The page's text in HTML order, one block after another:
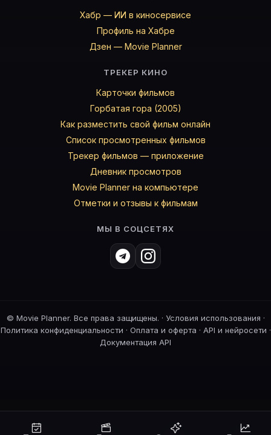
Хабр — ИИ в киносервисе
Профиль на Хабре
Дзен — Movie Planner
ТРЕКЕР КИНО
Карточки фильмов
Горбатая гора (2005)
Как разместить свой фильм онлайн
Список просмотренных фильмов
Трекер фильмов — приложение
Дневник просмотров
Movie Planner на компьютере
Отметки и отзывы к фильмам
МЫ В СОЦСЕТЯХ
© Movie Planner. Все права защищены. · Условия использования ·
Политика конфиденциальности · Оплата и оферта · API и нейросети ·
Документация API